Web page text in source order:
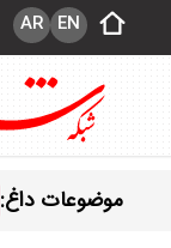
EN
AR
موضوعات داغ: